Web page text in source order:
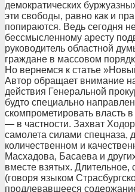
демократических
эти свободы, равно как и
попираются. Ведь сегодня
бессмысленному аресту
руководитель областной
граждане в массовом
Но вернемся к статье
Автор обращает внимание
действия Генеральной
будто специально
скомпрометировать власть
— в частности. Захват
самолета силами спецназа,
количественном и
Масхадова, Басаева и
вместе взятых. Длительное,
(говоря языком
продлевавшееся